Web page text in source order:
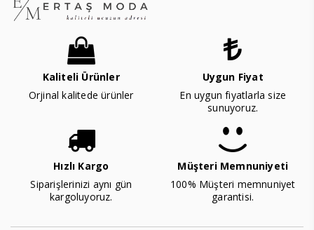
Kaliteli Ürünler
Orjinal kalitede ürünler
Uygun Fiyat
En uygun fiyatlarla size
sunuyoruz.
Hızlı Kargo
Siparişlerinizi aynı gün
kargoluyoruz.
Müşteri Memnuniyeti
100% Müşteri memnuniyet
garantisi.